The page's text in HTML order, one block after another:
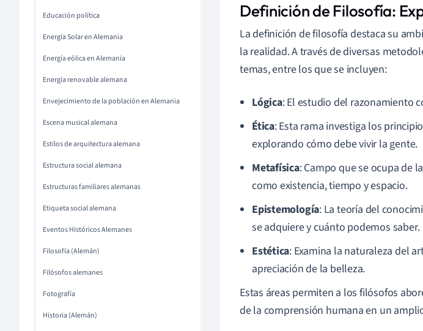
Educación política
Energía Solar en Alemania
Energía eólica en Alemania
Energía renovable alemana
Envejecimiento de la población en Alemania
Escena musical alemana
Estilos de arquitectura alemana
Estructura social alemana
Estructuras familiares alemanas
Etiqueta social alemana
Eventos Históricos Alemanes
Filosofía (Alemán)
Filósofos alemanes
Fotografía
Historia (Alemán)
Definición de Filosofía:
La definición de filosofía destaca su
la realidad. A través de diversas
temas, entre los que se incluyen:
Lógica: El estudio del razonamiento
Ética: Esta rama investiga los
explorando cómo debe vivir la gente.
Metafísica: Campo que se ocupa de
como existencia, tiempo y espacio.
Epistemología: La teoría del
se adquiere y cuánto podemos saber.
Estética: Examina la naturaleza del
apreciación de la belleza.
Estas áreas permiten a los filósofos
de la comprensión humana en un